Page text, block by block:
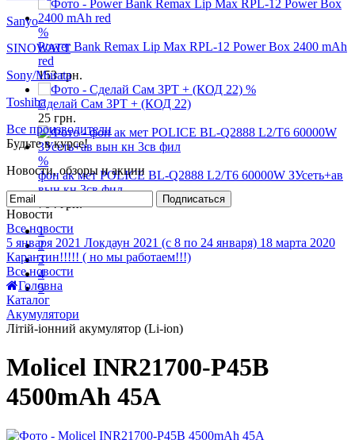
%
Power Bank Remax Lip Max RPL-12 Power Box 2400 mAh
red
153грн.
%
Сделай Сам 3PT + (КОД 22)
25 грн.
%
фон ак мет POLICE BL-Q2888 L2/T6 60000W ЗУсеть+ав
вын кн 3св фил
704грн.
1
2
3
4
5
SINOWATT
Sony/Murata
Toshiba
Все производители
Будьте в курсе!
Новости, обзоры и акции
Подписаться
Новости
Все новости
5 января 2021
Карантин!!!!! ( но мы работаем!!!)
Все новости
Головна
Каталог
Акумулятори
Літій-іонний акумулятор (Li-ion)
Molicel INR21700-P45B
4500mAh 45A